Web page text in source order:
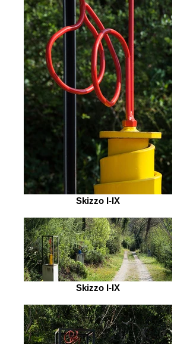
Skizzo I-IX
Skizzo I-IX